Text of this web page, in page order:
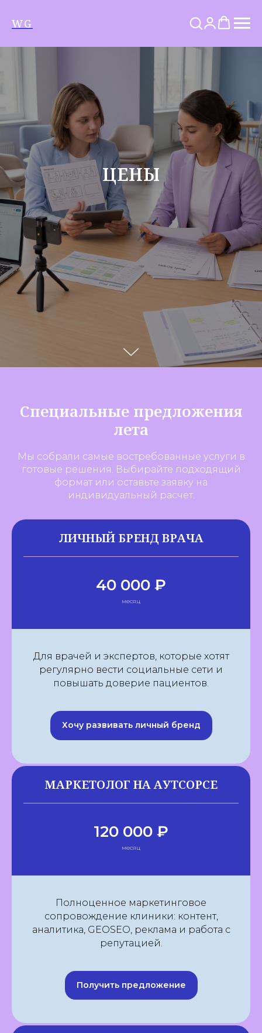
WG
ЦЕНЫ
Специальные предложения
лета
Мы собрали самые востребованные услуги в
готовые решения. Выбирайте подходящий
формат или оставьте заявку на
индивидуальный расчет.
ЛИЧНЫЙ БРЕНД ВРАЧА
40 000 ₽
месяц
Для врачей и экспертов, которые хотят
регулярно вести социальные сети и
повышать доверие пациентов.
Хочу развивать личный бренд
МАРКЕТОЛОГ НА АУТСОРСЕ
120 000 ₽
месяц
Полноценное маркетинговое
сопровождение клиники: контент,
аналитика, GEOSEO, реклама и работа с
репутацией.
Получить предложение